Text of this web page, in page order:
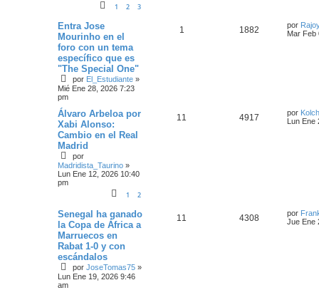
1 2 3
Entra Jose
Mourinho en el
foro con un tema
específico que es
"The Special One"
por El_Estudiante »
Mié Ene 28, 2026 7:23
pm
1 1882 por
Mar Feb
Álvaro Arbeloa por
Xabi Alonso:
Cambio en el Real
Madrid
por
Madridista_Taurino »
Lun Ene 12, 2026 10:40
pm
1 2
11 4917 por
Lun Ene
Senegal ha ganado
la Copa de África a
Marruecos en
Rabat 1-0 y con
escándalos
por JoseTomas75 »
Lun Ene 19, 2026 9:46
am
11 4308 por
Jue Ene